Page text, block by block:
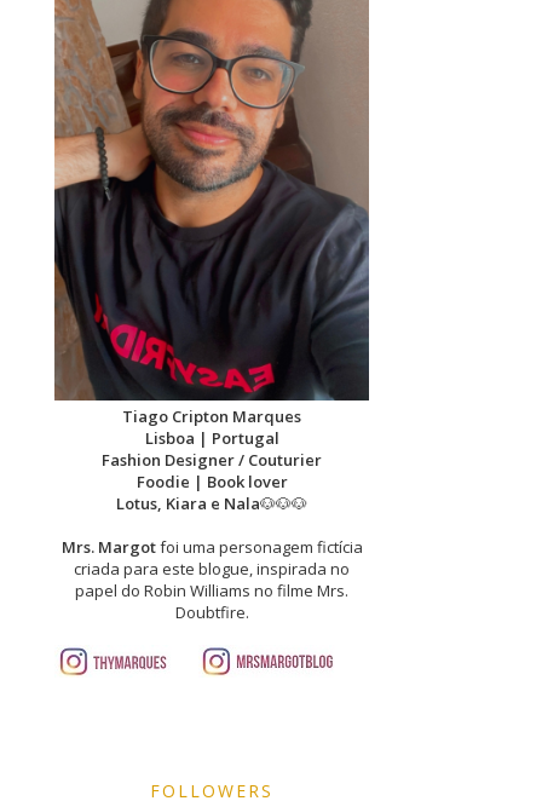
Tiago Cripton Marques
Lisboa | Portugal
Fashion Designer / Couturier
Foodie | Book lover
Lotus, Kiara e Nala🐶🐶🐶
Mrs. Margotfoi uma personagem fictícia
criada para este blogue, inspirada no
papel do Robin Williams no filme Mrs.
Doubtfire.
FOLLOWERS